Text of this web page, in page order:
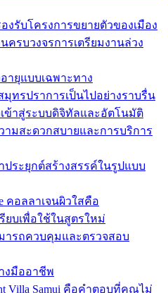
รับโครงการขยายตัวของเมือง
ครบวงจรการเตรียมงานล่วง
ายุแบบเฉพาะทาง
ทรปราการเป็นไปอย่างราบรื่น
ข้าสู่ระบบดิจิทัลและอัตโนมัติ
วามสะดวกสบายและการบริการ
ประยุกต์สร้างสรรค์ในรูปแบบ
คอลลาเจนผิวใสคือ
ยบเพื่อใช้ในสูตรใหม่
รถควบคุมและตรวจสอบ
งมืออาชีพ
Villa Samui คือคำตอบที่คุณไม่